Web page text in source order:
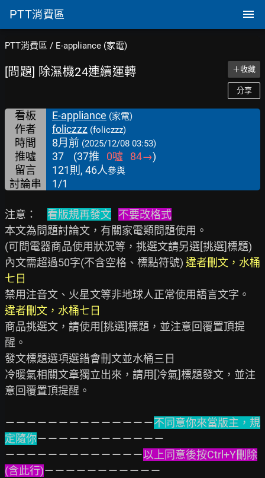
PTT消費區
PTT消費區 / E-appliance (家電)
[問題] 除濕機24連續運轉 ＋收藏
分享
看板 E-appliance (家電)
作者 foliczzz (foliczzz)
時間 8月前 (2025/12/08 03:53)
推噓 37 (37推 0噓 84→)
留言
121則, 46人參與
討論串 1/1
注意： 看版規再發文
不要改格式
本文為問題討論文，有關家電類問題使用。
(可問電器商品使用狀況等，挑選文請另選[挑選]標題)
內文需超過50字(不含空格、標點符號) 違者刪文，水桶
七日
違者刪文，水桶七日
商品挑選文，請使用[挑選]標題，並注意回覆置頂提
醒。
發文標題選項選錯會刪文並水桶三日
冷暖氣相關文章獨立出來，請用[冷氣]標題發文，並注
意回覆置頂提醒。
－－－－－－－－－－－－－－不同意你來當版主，規
定隨你－－－－－－－－－－－－
－－－－－－－－－－－－－以上同意後按Ctrl+Y刪除
(含此行)－－－－－－－－－－－